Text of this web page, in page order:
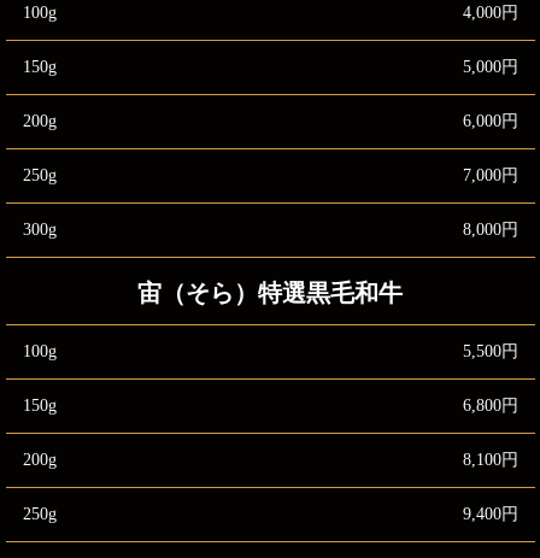
100g 4,000円
150g 5,000円
200g 6,000円
250g 7,000円
300g 8,000円
宙（そら）特選黒毛和牛
100g 5,500円
150g 6,800円
200g 8,100円
250g 9,400円